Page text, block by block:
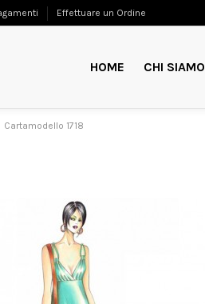
Effettuare un Ordine
HOME CHI SIAMO
Cartamodello 1718